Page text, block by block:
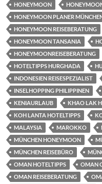
HONEYMOON
HONEYMOON PLANER
HONEYMOON REISEBERATUNG
HONEYMOON TANSANIA
HONEYMOONREISEBERATUNG
HOTELTIPPS HURGHADA
INDONESIEN REISESPEZIALIST
INSELHOPPING PHILIPPINEN
KENIAURLAUB
KHAO LAK
KOH LANTA HOTELTIPPS
MALAYSIA
MAROKKO
MÜNCHEN HONEYMOON
MÜNCHEN REISEBÜRO
OMAN HOTELTIPPS
OMAN
OMAN REISEBERATUNG